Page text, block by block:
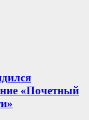
«Почетный